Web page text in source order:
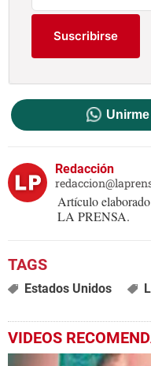
Suscribirse
Redacción
Artículo
LA PRENSA.
Estados Unidos
VIDEOS